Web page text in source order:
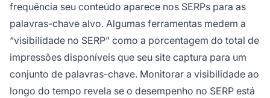
frequência seu conteúdo aparece nos SERPs para as
palavras-chave alvo. Algumas ferramentas medem a
“visibilidade no SERP” como a porcentagem do total de
impressões disponíveis que seu site captura para um
conjunto de palavras-chave. Monitorar a visibilidade ao
longo do tempo revela se o desempenho no SERP está